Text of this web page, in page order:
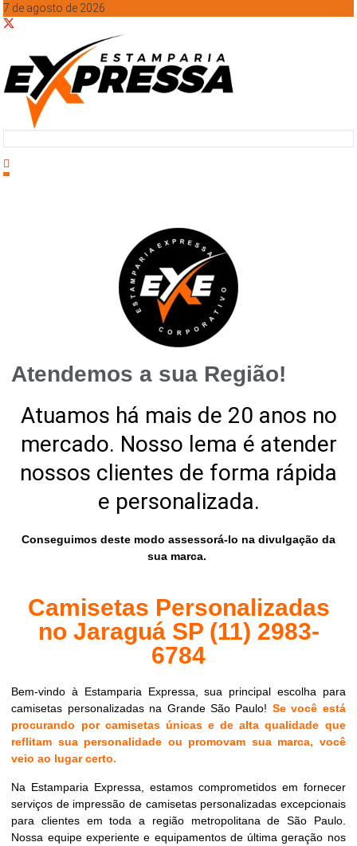
7 de agosto de 2026
Atendemos a sua Região!
Atuamos há mais de 20 anos no
mercado. Nosso lema é atender
nossos clientes de forma rápida
e personalizada.
Conseguimos deste modo assessorá-lo na divulgação da
sua marca.
Camisetas Personalizadas
no Jaraguá SP (11) 2983-
6784
Bem-vindo à Estamparia Expressa, sua principal escolha para
camisetas personalizadas na Grande São Paulo! Se você está
procurando por camisetas únicas e de alta qualidade que
reflitam sua personalidade ou promovam sua marca, você
veio ao lugar certo.
Na Estamparia Expressa, estamos comprometidos em fornecer
serviços de impressão de camisetas personalizadas excepcionais
para clientes em toda a região metropolitana de São Paulo.
Nossa equipe experiente e equipamentos de última geração nos